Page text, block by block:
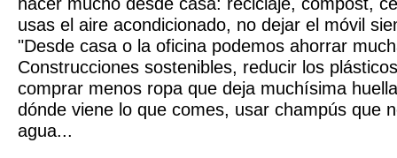
usas el aire acondicionado, no dejar el móvil
"Desde casa o la oficina podemos ahorrar
Construcciones sostenibles, reducir los
comprar menos ropa que deja muchísima
dónde viene lo que comes, usar champús que
agua...